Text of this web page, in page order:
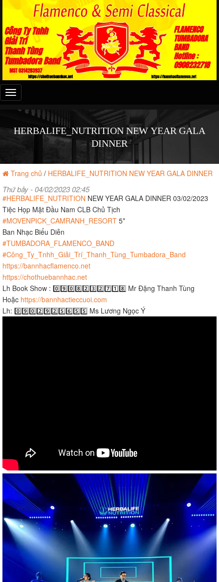
Đây
là
menu
HERBALIFE_NUTRITION NEW YEAR GALA
DINNER
Trang chủ / HERBALIFE_NUTRITION NEW YEAR GALA DINNER
Thứ bảy - 04/02/2023 02:45
#HERBALIFE_NUTRITION NEW YEAR GALA DINNER 03/02/2023
Tiệc Họp Mặt Đầu Nam CLB Chủ Tịch
#MOVENPICK_CAMRANH_RESORT 5*
Ban Nhạc Biểu Diễn
#TUMBADORA_FLAMENCO_BAND
#Công_Ty_Tnhh_Giải_Trí_Thanh_Tùng_Tumbadora_Band
https://bannhacflamenco.net
https://chothuebannhac.net
Lh Book Show : 0️⃣9️⃣0️⃣8️⃣2️⃣3️⃣2️⃣7️⃣1️⃣8️⃣ Mr Đặng Thanh Tùng
Hoặc https://bannhactieccuoi.com​​​
Lh: 0️⃣9️⃣0️⃣2️⃣9️⃣2️⃣5️⃣6️⃣5️⃣5️⃣ Ms Lương Ngọc Ý